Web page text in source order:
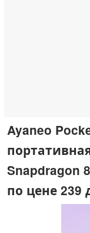
Ayaneo
Snapdragon
по цене 239